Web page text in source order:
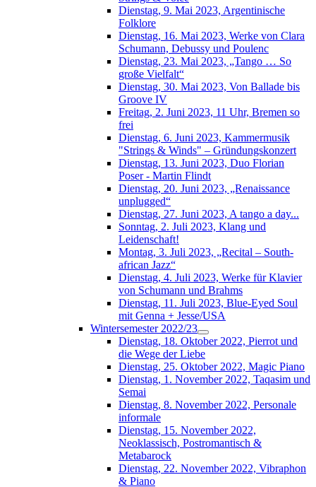
Dienstag, 9. Mai 2023, Argentinische
Folklore
Dienstag, 16. Mai 2023, Werke von Clara
Schumann, Debussy und Poulenc
Dienstag, 23. Mai 2023, „Tango … So
große Vielfalt“
Dienstag, 30. Mai 2023, Von Ballade bis
Groove IV
Freitag, 2. Juni 2023, 11 Uhr, Bremen so
frei
Dienstag, 6. Juni 2023, Kammermusik
"Strings & Winds" – Gründungskonzert
Dienstag, 13. Juni 2023, Duo Florian
Poser - Martin Flindt
Dienstag, 20. Juni 2023, „Renaissance
unplugged“
Dienstag, 27. Juni 2023, A tango a day...
Sonntag, 2. Juli 2023, Klang und
Leidenschaft!
Montag, 3. Juli 2023, „Recital – South-
african Jazz“
Dienstag, 4. Juli 2023, Werke für Klavier
von Schumann und Brahms
Dienstag, 11. Juli 2023, Blue-Eyed Soul
mit Genna + Jesse/USA
Wintersemester 2022/23
Dienstag, 18. Oktober 2022, Pierrot und
die Wege der Liebe
Dienstag, 25. Oktober 2022, Magic Piano
Dienstag, 1. November 2022, Taqasim und
Semai
Dienstag, 8. November 2022, Personale
informale
Dienstag, 15. November 2022,
Neoklassisch, Postromantisch &
Metabarock
Dienstag, 22. November 2022, Vibraphon
& Piano